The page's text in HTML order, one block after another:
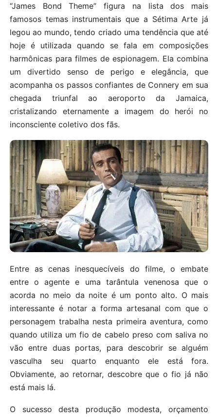
“James Bond Theme” figura na lista dos mais
famosos temas instrumentais que a Sétima Arte já
legou ao mundo, tendo criado uma tendência que até
hoje é utilizada quando se fala em composições
harmônicas para filmes de espionagem. Ela combina
um divertido senso de perigo e elegância, que
acompanha os passos confiantes de Connery em sua
chegada triunfal ao aeroporto da Jamaica,
cristalizando eternamente a imagem do herói no
inconsciente coletivo dos fãs.
Entre as cenas inesquecíveis do filme, o embate
entre o agente e uma tarântula venenosa que o
acorda no meio da noite é um ponto alto. O mais
interessante é notar a forma artesanal com que o
personagem trabalha nesta primeira aventura, como
quando utiliza um fio de cabelo preso com saliva no
vão entre duas portas, para descobrir se alguém
vasculha seu quarto enquanto ele está fora.
Obviamente, ao retornar, descobre que o fio já não
está mais lá.
O sucesso desta produção modesta, orçamento